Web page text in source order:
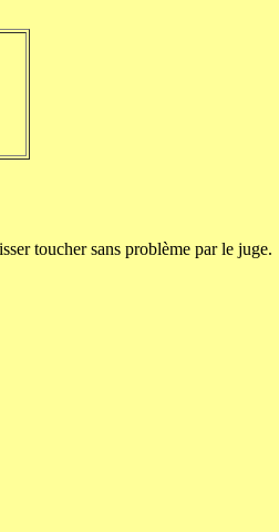
toucher sans problème par le juge.